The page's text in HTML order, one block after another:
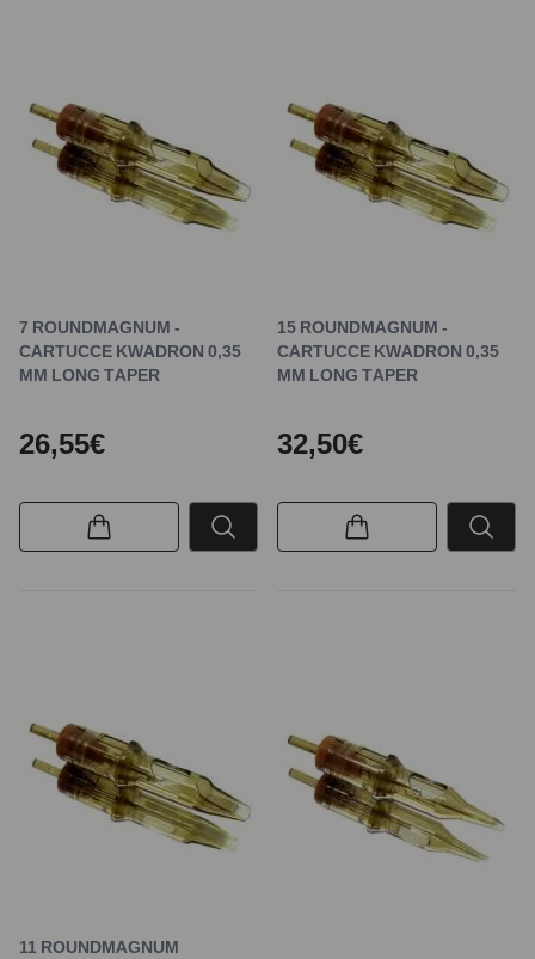
7 ROUNDMAGNUM -
CARTUCCE KWADRON 0,35
MM LONG TAPER
26,55€
15 ROUNDMAGNUM -
CARTUCCE KWADRON 0,35
MM LONG TAPER
32,50€
11 ROUNDMAGNUM